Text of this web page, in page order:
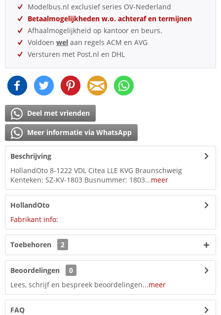
Modelbus.nl exclusief series OV-Nederland
Betaalmogelijkheden w.o. achteraf en termijnen
Afhaalmogelijkheid op kantoor en beurs.
Voldoen wel aan regels ACM en AVG
Versturen met Post.nl en DHL
Deel met vrienden
Meer informatie via WhatsApp
Beschrijving
HollandOto 8-1222 VDL Citea LLE KVG Braunschweig
Kenteken: SZ-KV-1803 Busnummer: 1803...meer
HollandOto
Fabrikant info:
Toebehoren 2
Beoordelingen
0
Lees, schrijf en bespreek beoordelingen...meer
FAQ